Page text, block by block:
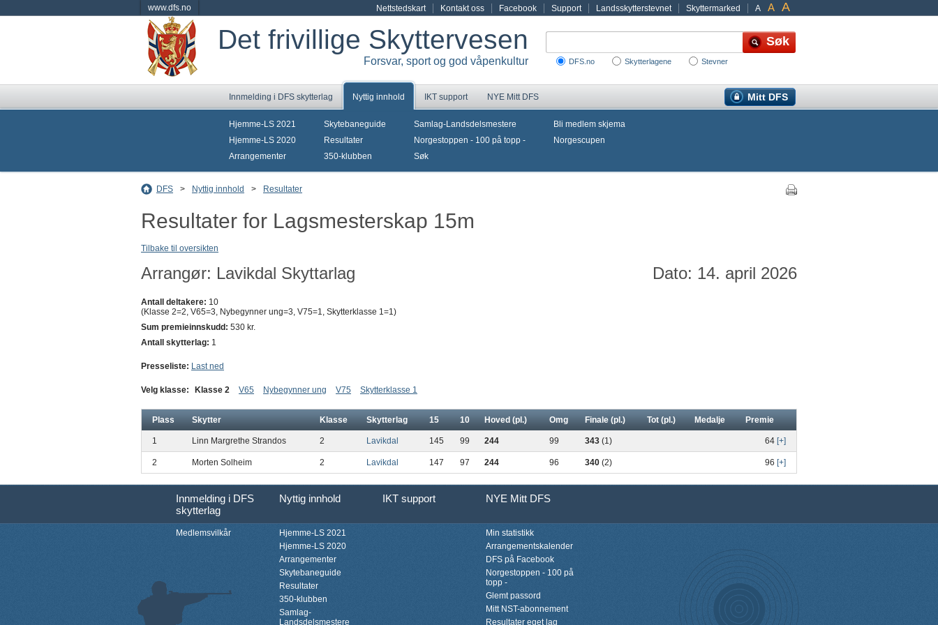
www.dfs.no A A A
Nettstedskart Kontakt oss Facebook Support Landsskytterstevnet Skyttermarked
Det frivillige Skyttervesen
Forsvar, sport og god våpenkultur DFS.no Skytterlagene Stevner
Innmelding i DFS skytterlag Nyttig innhold IKT support Mitt DFS
NYE Mitt DFS
Hjemme-LS 2021
Hjemme-LS 2020
Arrangementer
Skytebaneguide
Resultater
350-klubben
Samlag-Landsdelsmestere
Norgestoppen - 100 på topp -
Søk
Bli medlem skjema
Norgescupen
DFS > Nyttig innhold > Resultater
Resultater for Lagsmesterskap 15m
Tilbake til oversikten
Arrangør: Lavikdal Skyttarlag Dato: 14. april 2026
Antall deltakere: 10
(Klasse 2=2, V65=3, Nybegynner ung=3, V75=1, Skytterklasse 1=1)
Sum premieinnskudd: 530 kr.
Antall skytterlag: 1
Presseliste: Last ned
Velg klasse: Klasse 2 V65 Nybegynner ung V75 Skytterklasse 1
Plass Skytter Klasse Skytterlag 15 10 Hoved (pl.) Omg Finale (pl.) Tot (pl.) Medalje Premie
1 Linn Margrethe Strandos 2 Lavikdal 145 99 244 99 343 (1) 64 [+]
2 Morten Solheim 2 Lavikdal 147 97 244 96 340 (2) 96 [+]
Innmelding i DFS
skytterlag
Nyttig innhold IKT support NYE Mitt DFS
Medlemsvilkår
Hjemme-LS 2021
Hjemme-LS 2020
Arrangementer
Skytebaneguide
Resultater
350-klubben
Samlag-
Landsdelsmestere
Min statistikk
Arrangementskalender
DFS på Facebook
Norgestoppen - 100 på
topp -
Glemt passord
Mitt NST-abonnement
Resultater eget lag